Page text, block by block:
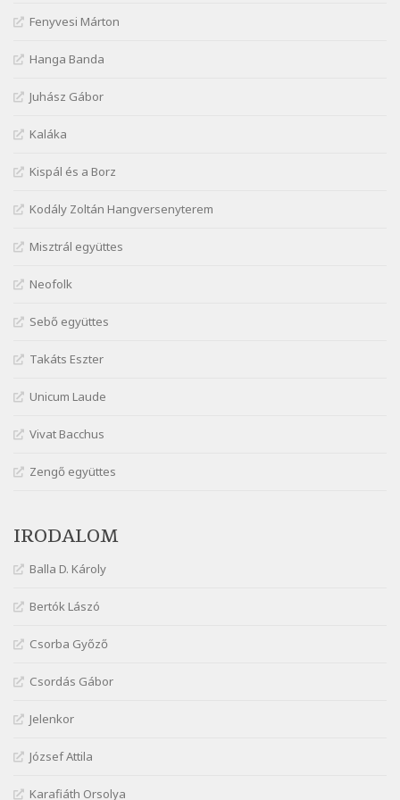
Szélkiáltó
Szélkiáltó
Márai Sándor: A világ füst
Márai Sándor: Ámen
Szélkiáltó
Márai Sándor: Dalocska
Márai Sándor: Együgyű vers gyorsvonatban
Márai Sándor: Ez a kávéház
Szélkiáltó
Szélkiáltó
Márai Sándor: Hol vagyok?
Szélkiáltó
Márai Sándor: Ujjgyakorlat 8
Márai Sándor: Zsoltár
Mária Sándor: Hallgatás
Szélkiáltó
Szélkiáltó
Nagy Bandó András: Bagon át
Szélkiáltó
Fenyvesi Márton
Hanga Banda
Juhász Gábor
Kaláka
Kispál és a Borz
Kodály Zoltán Hangversenyterem
Misztrál együttes
Neofolk
Sebő együttes
Takáts Eszter
Unicum Laude
Vivat Bacchus
Zengő együttes
IRODALOM
Balla D. Károly
Bertók Lászó
Csorba Győző
Csordás Gábor
Jelenkor
József Attila
Karafiáth Orsolya